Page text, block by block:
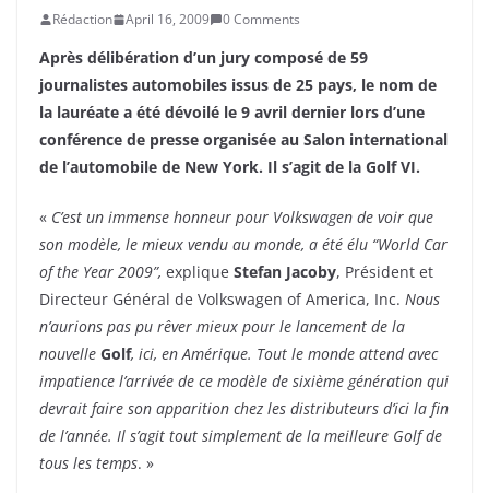
Rédaction April 16, 2009 0 Comments
Après délibération d’un jury composé de 59
journalistes automobiles issus de 25 pays, le nom de
la lauréate a été dévoilé le 9 avril dernier lors d’une
conférence de presse organisée au Salon international
de l’automobile de New York. Il s’agit de la Golf VI.
« C’est un immense honneur pour Volkswagen de voir que
son modèle, le mieux vendu au monde, a été élu “World Car
of the Year 2009”, explique Stefan Jacoby, Président et
Directeur Général de Volkswagen of America, Inc. Nous
n’aurions pas pu rêver mieux pour le lancement de la
nouvelle Golf, ici, en Amérique. Tout le monde attend avec
impatience l’arrivée de ce modèle de sixième génération qui
devrait faire son apparition chez les distributeurs d’ici la fin
de l’année. Il s’agit tout simplement de la meilleure Golf de
tous les temps. »